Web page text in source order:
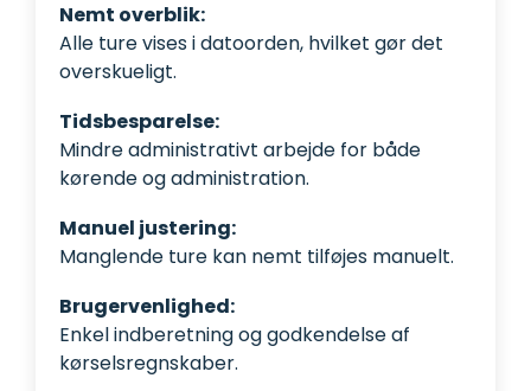
Nemt overblik:
Alle ture vises i datoorden, hvilket gør det
overskueligt.
Tidsbesparelse:
Mindre administrativt arbejde for både
kørende og administration.
Manuel justering:
Manglende ture kan nemt tilføjes manuelt.
Brugervenlighed:
Enkel indberetning og godkendelse af
kørselsregnskaber.